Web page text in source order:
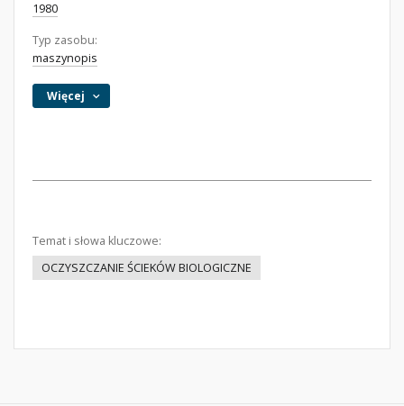
1980
Typ zasobu:
maszynopis
Więcej
Temat i słowa kluczowe:
OCZYSZCZANIE ŚCIEKÓW BIOLOGICZNE